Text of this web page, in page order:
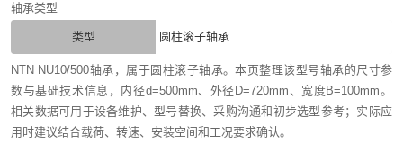
轴承类型
类型 圆柱滚子轴承
NTN NU10/500轴承，属于圆柱滚子轴承。本页整理该型号轴承的尺寸参
数与基础技术信息，内径d=500mm、外径D=720mm、宽度B=100mm。
相关数据可用于设备维护、型号替换、采购沟通和初步选型参考；实际应
用时建议结合载荷、转速、安装空间和工况要求确认。